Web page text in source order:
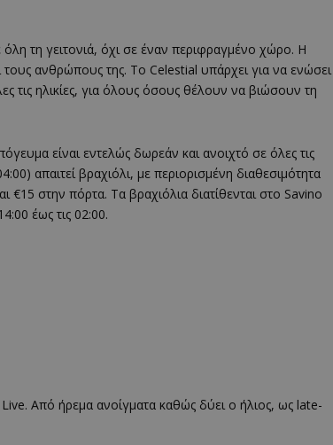
τη γειτονιά, όχι σε έναν περιφραγμένο χώρο. Η
τους ανθρώπους της. Το Celestial υπάρχει για να ενώσει
τις ηλικίες, για όλους όσους θέλουν να βιώσουν τη
είναι εντελώς δωρεάν και ανοιχτό σε όλες τις
απαιτεί βραχιόλι, με περιορισμένη διαθεσιμότητα
στην πόρτα. Τα βραχιόλια διατίθενται στο Savino
έως τις 02:00.
Από ήρεμα ανοίγματα καθώς δύει ο ήλιος, ως late-